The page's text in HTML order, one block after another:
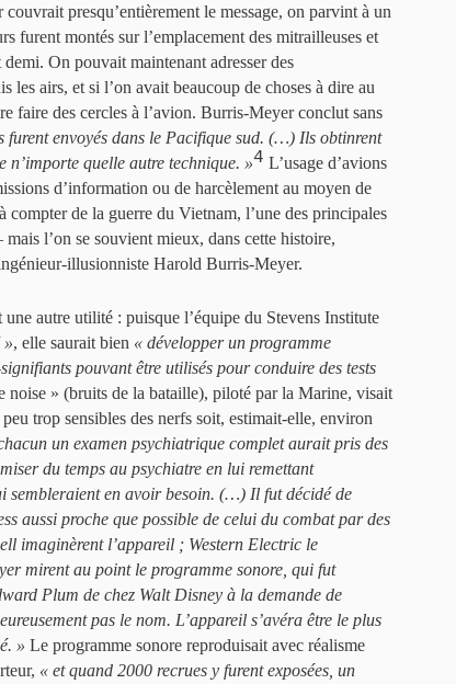
presqu’entièrement le message, on parvint à un
furent montés sur l’emplacement des mitrailleuses et
On pouvait maintenant adresser des
les airs, et si l’on avait beaucoup de choses à dire au
faire des cercles à l’avion. Burris-Meyer conclut sans
furent envoyés dans le Pacifique sud. (…) Ils obtinrent
n’importe quelle autre technique. »4 L’usage d’avions
d’information ou de harcèlement au moyen de
compter de la guerre du Vietnam, l’une des principales
l’on se souvient mieux, dans cette histoire,
illusionniste Harold Burris-Meyer.
autre utilité : puisque l’équipe du Stevens Institute
», elle saurait bien « développer un programme
pouvant être utilisés pour conduire des tests
noise » (bruits de la bataille), piloté par la Marine, visait
trop sensibles des nerfs soit, estimait-elle, environ
un examen psychiatrique complet aurait pris des
du temps au psychiatre en lui remettant
sembleraient en avoir besoin. (…) Il fut décidé de
aussi proche que possible de celui du combat par des
imaginèrent l’appareil ; Western Electric le
mirent au point le programme sonore, qui fut
Plum de chez Walt Disney à la demande de
pas le nom. L’appareil s’avéra être le plus
» Le programme sonore reproduisait avec réalisme
« et quand 2000 recrues y furent exposées, un